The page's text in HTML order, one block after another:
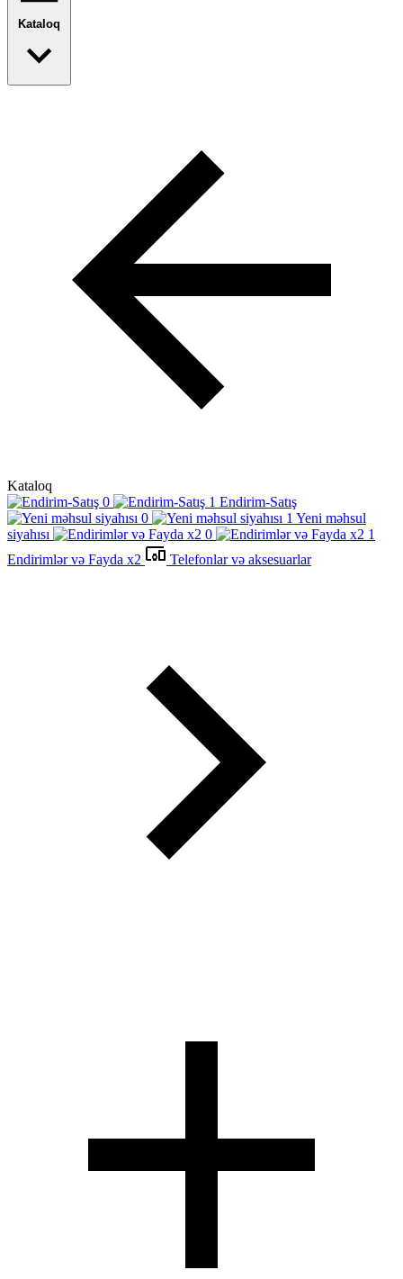
Kataloq
Kataloq
Endirim-Satış
Yeni məhsul
siyahısı
Endirimlər və Fayda x2
Telefonlar və aksesuarlar